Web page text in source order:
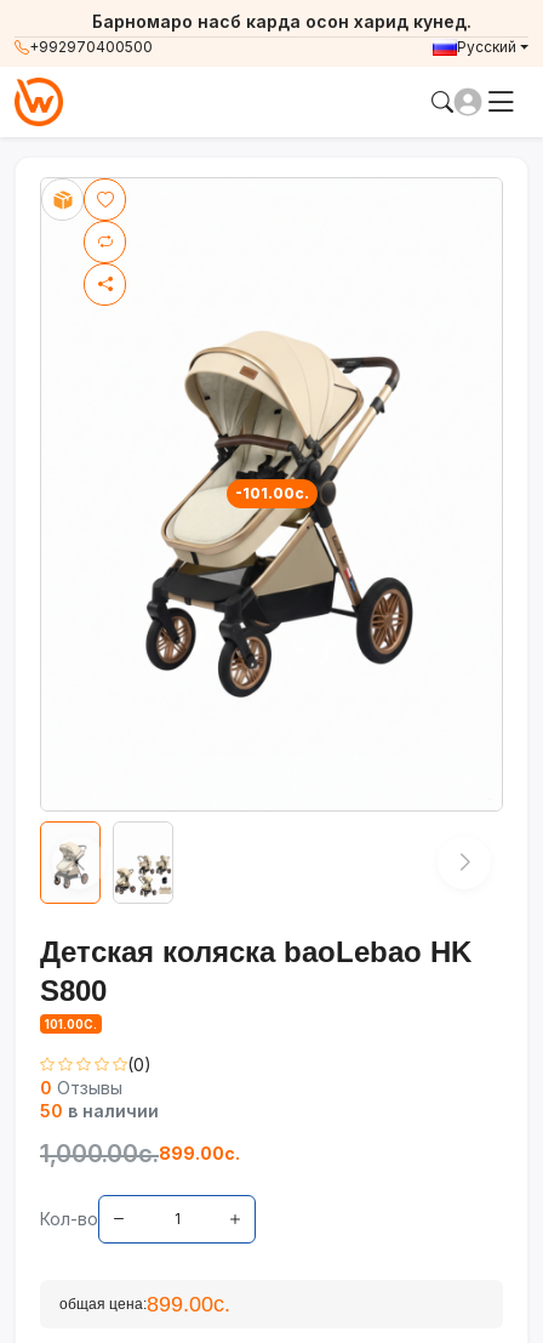
+992970400500
Барномаро насб карда осон харид кунед.
Русский
-101.00с.
Детская коляска baoLebao HK
S800
101.00С.
(0)
0 Отзывы
50 в наличии
1,000.00с.899.00с.
Кол-во
общая цена:899.00с.